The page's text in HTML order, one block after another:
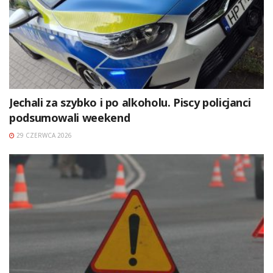
Jechali za szybko i po alkoholu. Piscy policjanci
podsumowali weekend
29 CZERWCA 2026